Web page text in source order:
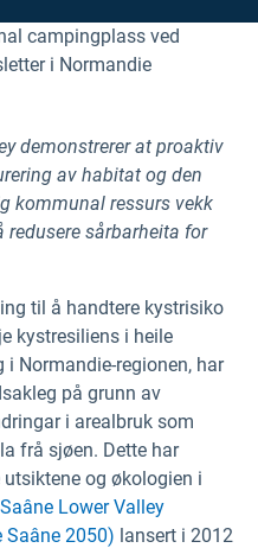
demonstrerer at proaktiv
av habitat og den
kommunal ressurs vekk
redusere sårbarheita for
til å handtere kystrisiko
kystresiliens i heile
i Normandie-regionen, har
på grunn av
i arealbruk som
frå sjøen. Dette har
og økologien i
Saâne Lower Valley
Saâne 2050) lansert i 2012